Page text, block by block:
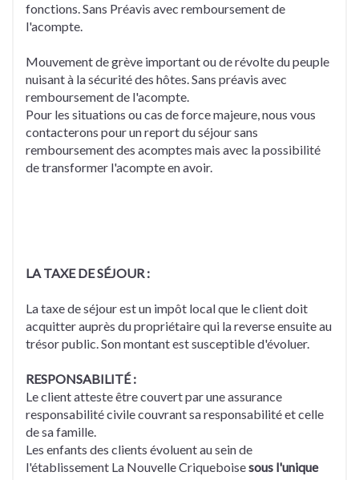
fonctions. Sans Préavis avec remboursement de
l'acompte.
Mouvement de grève important ou de révolte du peuple
nuisant à la sécurité des hôtes. Sans préavis avec
remboursement de l'acompte.
Pour les situations ou cas de force majeure, nous vous
contacterons pour un report du séjour sans
remboursement des acomptes mais avec la possibilité
de transformer l'acompte en avoir.
LA TAXE DE SÉJOUR :
La taxe de séjour est un impôt local que le client doit
acquitter auprès du propriétaire qui la reverse ensuite au
trésor public. Son montant est susceptible d'évoluer.
RESPONSABILITÉ :
Le client atteste être couvert par une assurance
responsabilité civile couvrant sa responsabilité et celle
de sa famille.
Les enfants des clients évoluent au sein de
l'établissement La Nouvelle Criqueboisesous l'unique